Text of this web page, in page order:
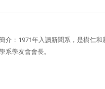
介：1971年入讀新聞系，是樹仁
系學友會會長。